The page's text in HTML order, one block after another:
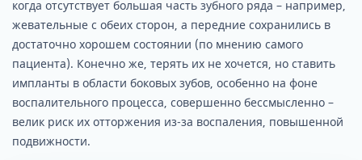
зубы, которые непосредственно находятся
рядом с зоной дефекта, а также на
противоположной челюсти, чтобы
операционная область была стерильной. Если
разрушено большое количество зубов, то,
конечно же, желательно вылечить их все.
традиционного комплекса гигиены
назначается кюретаж десен.
когда отсутствует большая часть зубного ряда – например,
жевательные с обеих сторон, а передние сохранились в
достаточно хорошем состоянии (по мнению самого
пациента). Конечно же, терять их не хочется, но ставить
импланты в области боковых зубов, особенно на фоне
воспалительного процесса, совершенно бессмысленно –
велик риск их отторжения из-за воспаления, повышенной
подвижности.